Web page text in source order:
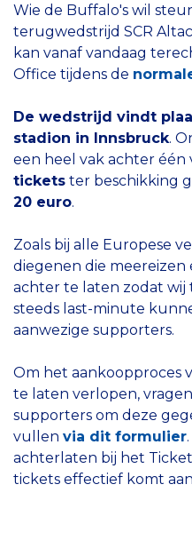
Wie de Buffalo's wil
terugwedstrijd SCR
kan vanaf vandaag
Office tijdens de
De wedstrijd vindt
stadion in Innsbruck.
een heel vak achter één
tickets ter beschikking
20 euro.
Zoals bij alle Europese
diegenen die meereizen
achter te laten zodat wij
steeds last-minute
aanwezige supporters.
Om het aankoopproces
te laten verlopen,
supporters om deze
vullen via dit formulier
achterlaten bij het
tickets effectief komt